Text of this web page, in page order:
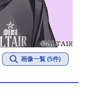
画像一覧 (5件)